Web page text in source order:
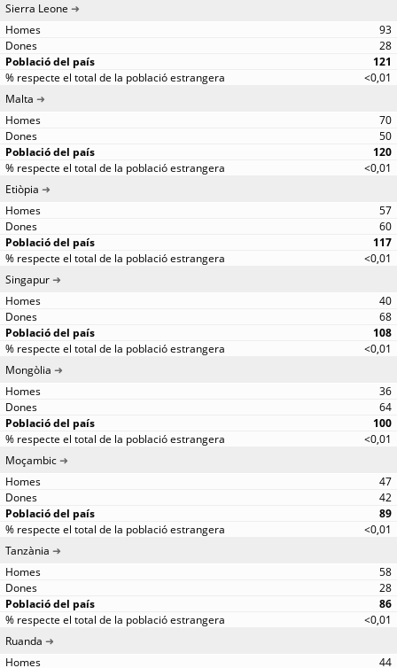
Sierra Leone
93
28
121
<0,01
Malta
70
50
120
<0,01
Etiòpia
57
60
117
<0,01
Singapur
40
68
108
<0,01
Mongòlia
36
64
100
<0,01
Moçambic
47
42
89
<0,01
Tanzània
58
28
86
<0,01
Ruanda
44